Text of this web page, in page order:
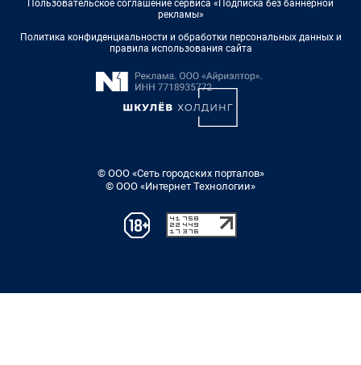
Пользовательское соглашение сервиса «Подписка без баннерной
рекламы»
Политика конфиденциальности и обработки персональных данных и
правила использования сайта
© ООО «Сеть городских порталов»
© ООО «Интернет Технологии»